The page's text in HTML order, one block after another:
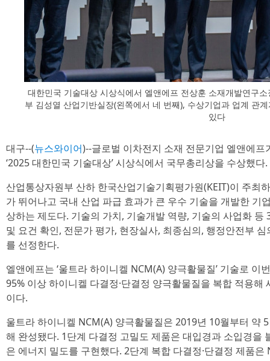
대한민국 기술대상 시상식에서 엘앤에프 전상훈 소재개발연구
부 김성열 산업기반실장(왼쪽에서 네 번째), 수상기업과 업계 관
있다
대구--(뉴스와이어)--글로벌 이차전지 소재 전문기업 엘앤에
‘2025 대한민국 기술대상’ 시상식에서 국무총리상을 수상했다.
산업통상자원부 산하 한국산업기술기획평가원(KEIT)이 주최
가 뛰어나고 국내 산업 파급 효과가 큰 우수 기술을 개발한 기
상하는 제도다. 기술의 가치, 기술개발 역량, 기술의 사업화
및 요건 확인, 전문가 평가, 현장실사, 최종심의, 행정안전부
를 선정한다.
엘앤에프는 ‘울트라 하이니켈 NCM(A) 양극활물질’ 기술로 이
95% 이상 하이니켈 다결정·단결정 양극활물질을 복합 적용
이다.
울트라 하이니켈 NCM(A) 양극활물질은 2019년 10월부터 약
해 완성됐다. 1단계 다결정 고밀도 제품은 대입경과 소입경을
은 에너지 밀도를 구현했다. 2단계 복합 다결정·단결정 제품